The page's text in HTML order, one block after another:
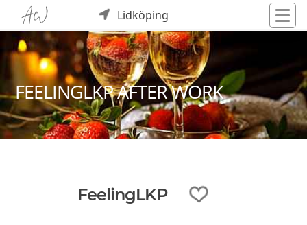
Lidköping
FEELINGLKP AFTER WORK
FeelingLKP